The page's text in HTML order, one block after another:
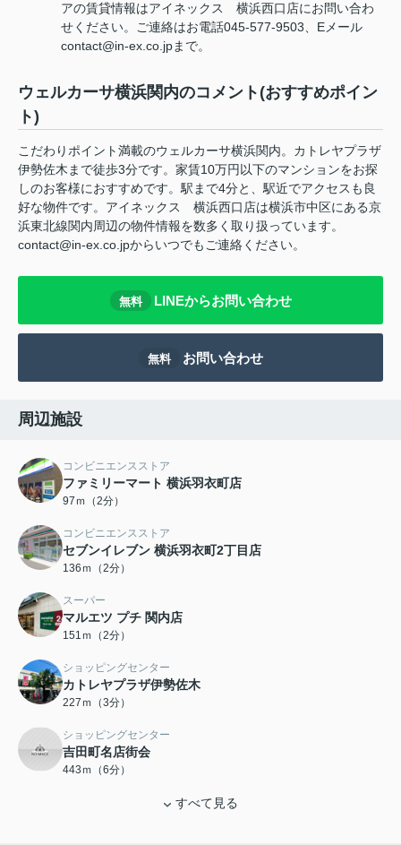
アの賃貸情報はアイネックス 横浜西口店にお問い合わ
せください。ご連絡はお電話045-577-9503、Eメール
contact@in-ex.co.jpまで。
ウェルカーサ横浜関内のコメント(おすすめポイン
ト)
こだわりポイント満載のウェルカーサ横浜関内。カトレヤプラザ
伊勢佐木まで徒歩3分です。家賃10万円以下のマンションをお探
しのお客様におすすめです。駅まで4分と、駅近でアクセスも良
好な物件です。アイネックス 横浜西口店は横浜市中区にある京
浜東北線関内周辺の物件情報を数多く取り扱っています。
contact@in-ex.co.jpからいつでもご連絡ください。
無料 LINEからお問い合わせ
無料 お問い合わせ
周辺施設
コンビニエンスストア
ファミリーマート 横浜羽衣町店
97ｍ（2分）
コンビニエンスストア
セブンイレブン 横浜羽衣町2丁目店
136ｍ（2分）
スーパー
マルエツ プチ 関内店
151ｍ（2分）
ショッピングセンター
カトレヤプラザ伊勢佐木
227ｍ（3分）
ショッピングセンター
吉田町名店街会
443ｍ（6分）
すべて見る